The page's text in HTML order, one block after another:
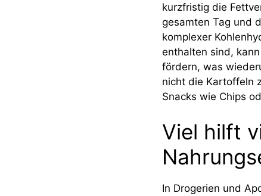
kurzfristig die
gesamten Tag und
komplexer
enthalten sind,
fördern, was
nicht die Kartoffeln
Snacks wie Chips
Viel hilft
In Drogerien und